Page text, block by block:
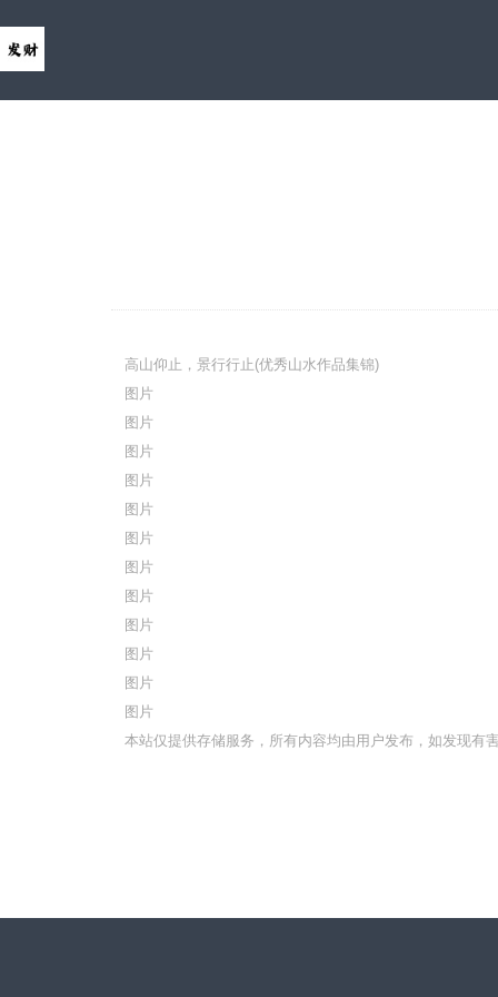
高山仰止，景行行止(优秀山水作品集锦)
图片
图片
图片
图片
图片
图片
图片
图片
图片
图片
图片
图片
本站仅提供存储服务，所有内容均由用户发布，如发现有